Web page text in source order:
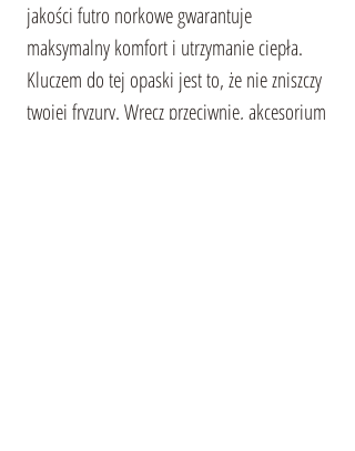
jakości futro norkowe gwarantuje
maksymalny komfort i utrzymanie ciepła.
Kluczem do tej opaski jest to, że nie zniszczy
twojej fryzury. Wręcz przeciwnie, akcesorium